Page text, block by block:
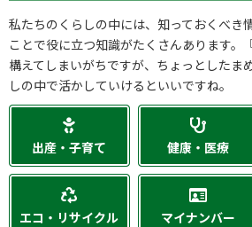
私たちのくらしの中には、知っておくべき
ことで役に立つ知識がたくさんあります。
構えてしまいがちですが、ちょっとしたま
しの中で活かしていけるといいですね。
出産・子育て 健康・医療
エコ・リサイクル マイナンバー